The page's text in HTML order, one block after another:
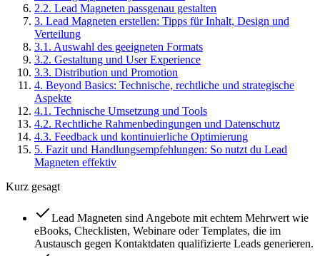
2.2. Lead Magneten passgenau gestalten
3. Lead Magneten erstellen: Tipps für Inhalt, Design und
Verteilung
3.1 . Auswahl des geeigneten Formats
3.2. Gestaltung und User Experience
3.3. Distribution und Promotion
4. Beyond Basics: Technische, rechtliche und strategische
Aspekte
4.1 . Technische Umsetzung und Tools
4.2. Rechtliche Rahmenbedingungen und Datenschutz
4.3. Feedback und kontinuierliche Optimierung
5. Fazit und Handlungsempfehlungen: So nutzt du Lead
Magneten effektiv
Kurz gesagt
Lead Magneten sind Angebote mit echtem Mehrwert wie
eBooks, Checklisten, Webinare oder Templates, die im
Austausch gegen Kontaktdaten qualifizierte Leads generieren.